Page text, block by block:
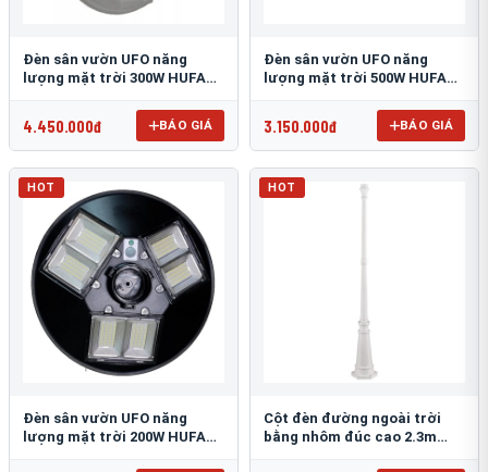
Đèn sân vườn UFO năng
lượng mặt trời 300W HUFA
4.450.000đ BÁO GIÁ
Đèn sân vườn UFO năng
lượng mặt trời 500W HUFA
3.150.000đ BÁO GIÁ
HOT
Đèn sân vườn UFO năng
lượng mặt trời 200W HUFA
HOT
Cột đèn đường ngoài trời
bằng nhôm đúc cao 2.3m